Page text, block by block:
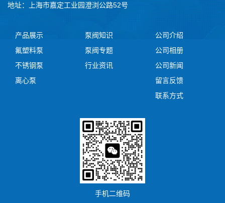
地址：上海市嘉定工业园澄浏公路52号
产品展示
氟塑料泵
不锈钢泵
离心泵
泵阀知识
泵阀专题
行业资讯
公司介绍
公司相册
公司新闻
留言反馈
联系方式
手机二维码